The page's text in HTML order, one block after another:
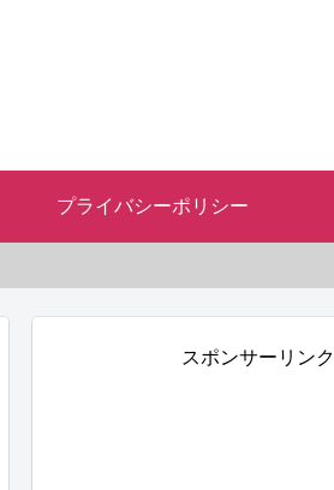
プライバシーポリシー
スポンサーリンク